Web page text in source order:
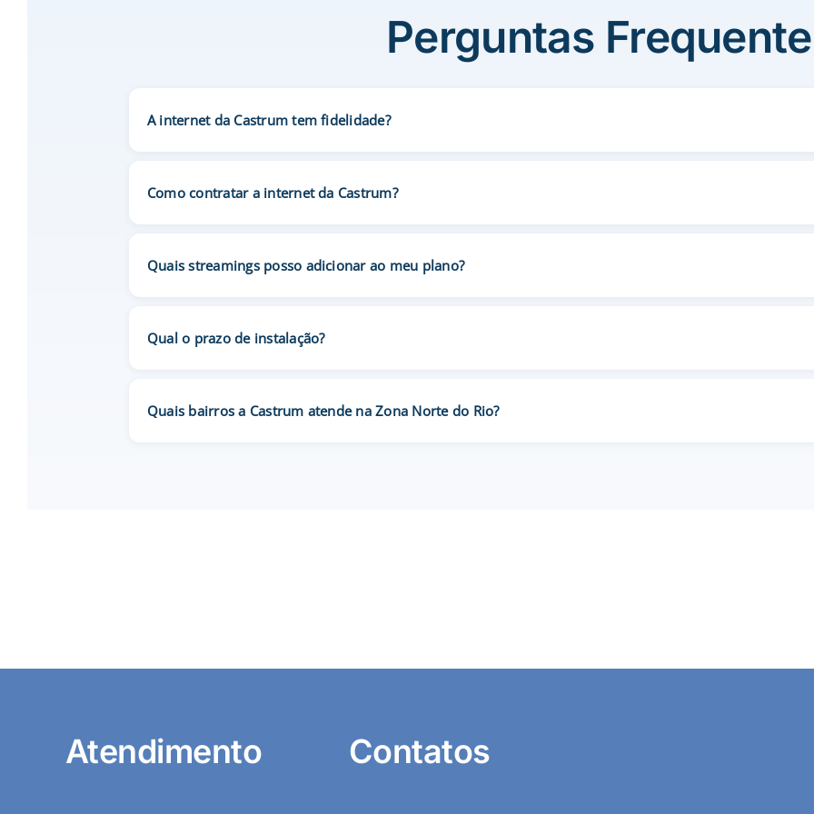
Perguntas
A internet da Castrum tem fidelidade?
Como contratar a internet da Castrum?
Quais streamings posso adicionar ao meu plano?
Qual o prazo de instalação?
Quais bairros a Castrum atende na Zona Norte do Rio?
Atendimento Contatos